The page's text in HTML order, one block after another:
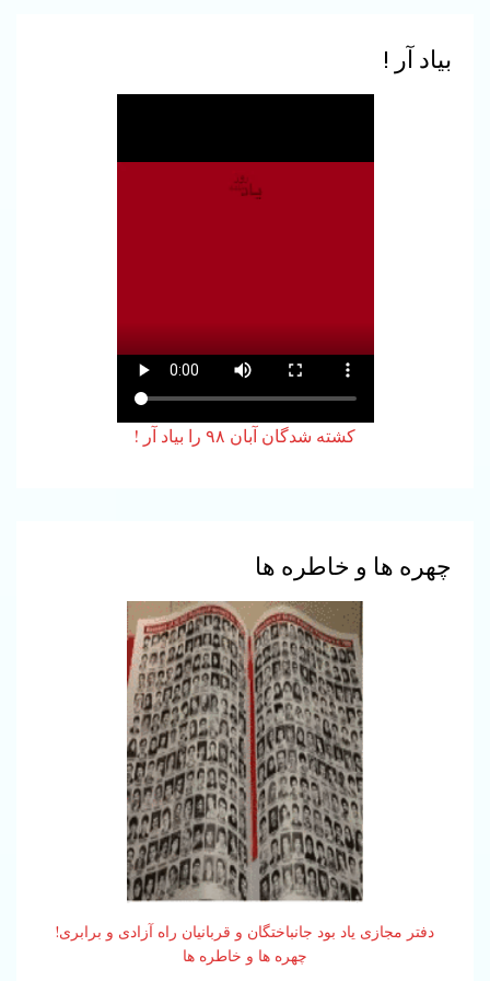
بیاد آر !
کشته شدگان آبان ۹۸ را بیاد آر !
چهره ها و خاطره ها
دفتر مجازی یاد بود جانباختگان و قربانیان راه آزادی و برابری!
چهره ها و خاطره ها
(قسمت سوم )
بیانیه هیئت هماهنگی نهادهای
چپ و دمکراتیک در باره
تفاهم‌نامه جمهوری اسلامی و
نگاهی به دو منظومه‌ی «آواز
نگاهی به آرا، تناقضات و تغییر
نظرات رزا لوکزامبورگ در پرتو
“یادداشت‌های انقلاب روسیه”
کارزار نه به اعدام در لندن :
تحصن در میدان ترافالگار لندن-
نه به اعدام ، نه به جمهوری
اسلامی، نه به جنگ
بیانیه‌ی مشترک علیه اعدام:
پژواک صدای زندانیان